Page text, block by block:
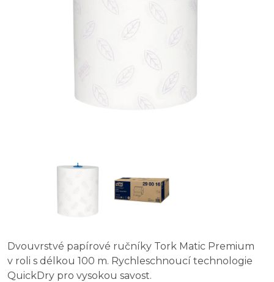
Dvouvrstvé papírové ručníky Tork Matic Premium
v roli s délkou 100 m. Rychleschnoucí technologie
QuickDry pro vysokou savost.